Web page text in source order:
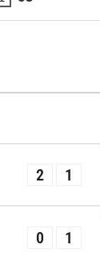
2 1
0 1